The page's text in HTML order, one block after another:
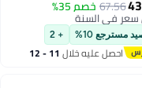
5% نياسيناميد، 2% حمض البولي
والباكوتشيول | لتفتيح
إنتاج الكولاجين | يقلل
الداكنة وتصبغات الميلانين
67.56خصم 35%
سعر في السنة
سعر في السنة
مسترجع 10% + 2
احصل عليه خلال 11 - 12